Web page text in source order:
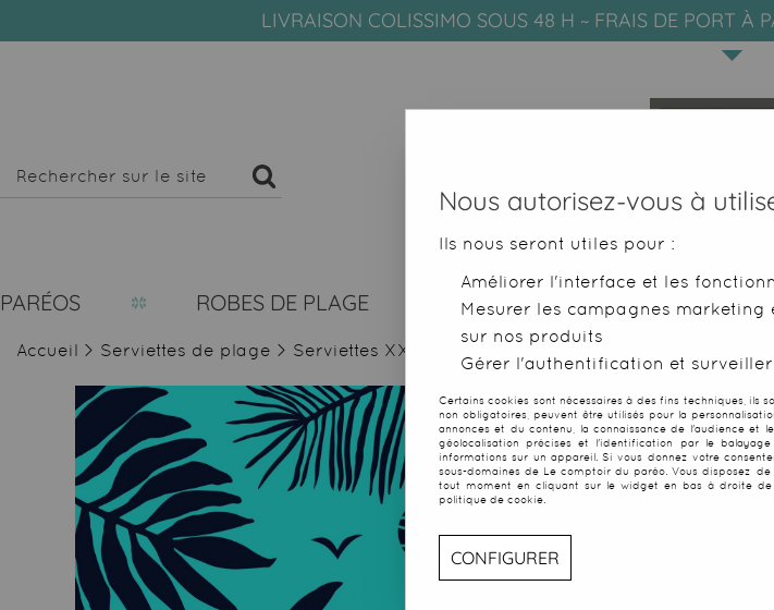
LIVRAISON COLISSIMO SOUS 48 H ~ FRAIS DE PORT À
PARÉOS ROBES DE PLAGE SERVIETTES DE PLAGE
Accueil > Serviettes de plage > Serviettes XXL Serviette XL Harrington bleu ciel
Nous autorisez-vous à
Ils nous seront utiles pour :
Améliorer l'interface et les
Mesurer les campagnes marketing
sur nos produits
Gérer l'authentification et
Certains cookies sont nécessaires à des fins techniques, ils
non obligatoires, peuvent être utilisés pour la
annonces et du contenu, la connaissance de l'audience et
géolocalisation précises et l'identification par le
informations sur un appareil. Si vous donnez votre
sous-domaines de Le comptoir du paréo. Vous disposez
tout moment en cliquant sur le widget en bas à droite de
politique de cookie.
CONFIGURER